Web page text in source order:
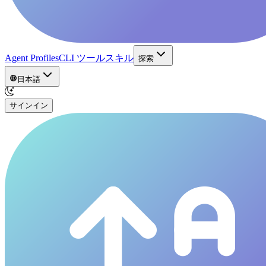
Agent ProfilesCLI ツールスキル 探索
日本語
サインイン